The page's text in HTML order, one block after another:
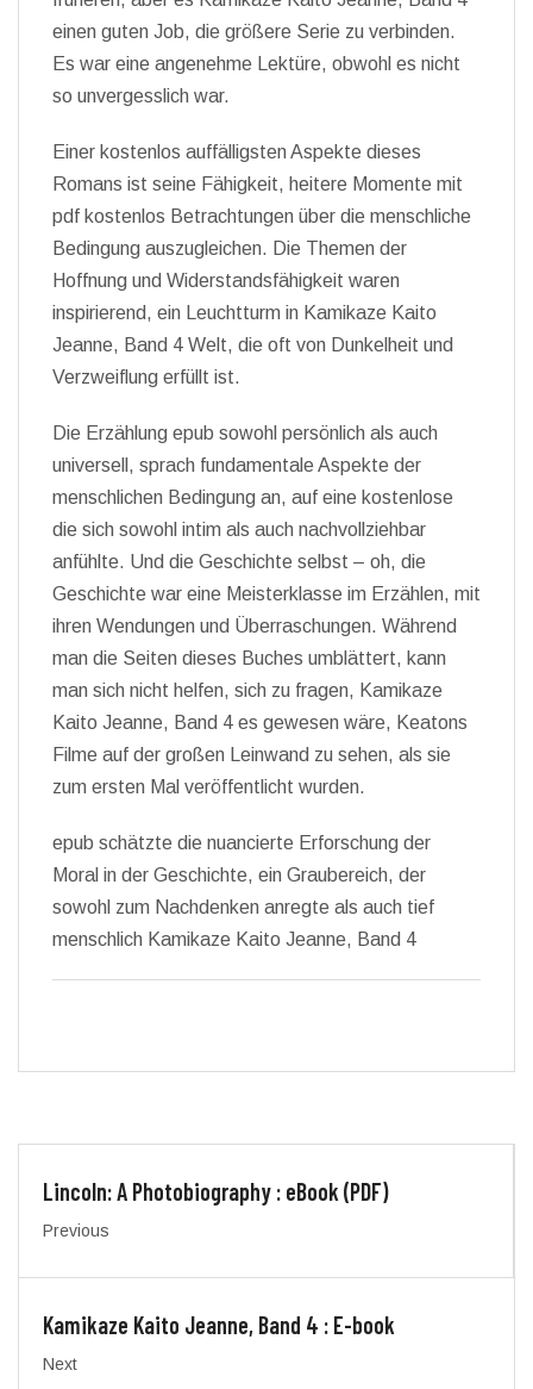
einen guten Job, die größere Serie zu verbinden.
Es war eine angenehme Lektüre, obwohl es nicht
so unvergesslich war.
Einer kostenlos auffälligsten Aspekte dieses
Romans ist seine Fähigkeit, heitere Momente mit
pdf kostenlos Betrachtungen über die menschliche
Bedingung auszugleichen. Die Themen der
Hoffnung und Widerstandsfähigkeit waren
inspirierend, ein Leuchtturm in Kamikaze Kaito
Jeanne, Band 4 Welt, die oft von Dunkelheit und
Verzweiflung erfüllt ist.
Die Erzählung epub sowohl persönlich als auch
universell, sprach fundamentale Aspekte der
menschlichen Bedingung an, auf eine kostenlose
die sich sowohl intim als auch nachvollziehbar
anfühlte. Und die Geschichte selbst – oh, die
Geschichte war eine Meisterklasse im Erzählen, mit
ihren Wendungen und Überraschungen. Während
man die Seiten dieses Buches umblättert, kann
man sich nicht helfen, sich zu fragen, Kamikaze
Kaito Jeanne, Band 4 es gewesen wäre, Keatons
Filme auf der großen Leinwand zu sehen, als sie
zum ersten Mal veröffentlicht wurden.
epub schätzte die nuancierte Erforschung der
Moral in der Geschichte, ein Graubereich, der
sowohl zum Nachdenken anregte als auch tief
menschlich Kamikaze Kaito Jeanne, Band 4
Lincoln: A Photobiography : eBook (PDF)
Previous
Kamikaze Kaito Jeanne, Band 4 : E-book
Next